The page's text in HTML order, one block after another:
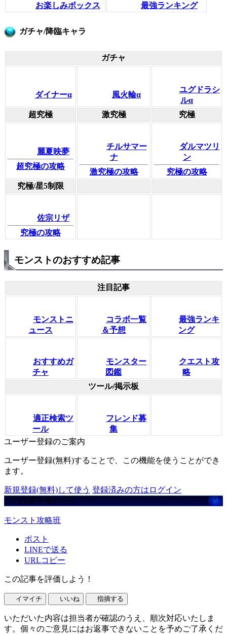
お楽しみボックス 最強ランキング
ガチャ/降臨キャラ
ガチャ
ダイナーα 風火輪α
ユグドラシ
ルα
超究極
激究極 究極
麗夏映夢
超究極の攻略
チルサマー
ナ
激究極の攻略
ダルマツリ
ン
究極の攻略
究極/星5制限
佐宗リザ
究極の攻略
モンストのおすすめ記事
注目記事
モンストニ
ュース
コラボ一覧
＆予想
最強ランキ
ング
おすすめガ
チャ
モンスター
図鑑
クエスト攻
略
ツール/掲示板
適正検索ツ
ール
フレンド募
集
ユーザー登録のご案内
ユーザー登録(無料)することで、この機能を使うことができ
ます。
新規登録(無料)して使う 登録済みの方はログイン
この記事を書いた人
モンスト攻略班
ポスト
LINEで送る
URLコピー
この記事を評価しよう！
イマイチ いいね 指摘する
いただいた内容は担当者が確認のうえ、順次対応いたしま
す。個々のご意見にはお返事できないことを予めご了承くだ